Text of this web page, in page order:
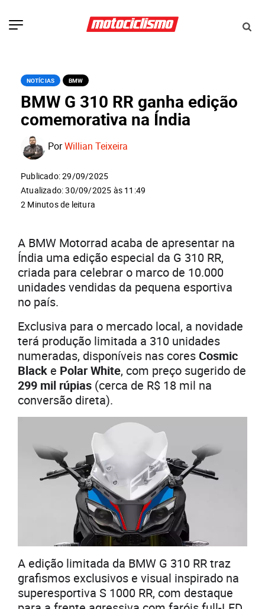
NOTÍCIAS BMW
BMW G 310 RR ganha edição
comemorativa na Índia
PorWillian Teixeira
Publicado: 29/09/2025
Atualizado: 30/09/2025 às 11:49
2 Minutos de leitura
A BMW Motorrad acaba de apresentar na
Índia uma edição especial da G 310 RR,
criada para celebrar o marco de 10.000
unidades vendidas da pequena esportiva
no país.
Exclusiva para o mercado local, a novidade
terá produção limitada a 310 unidades
numeradas, disponíveis nas coresCosmic
Black e Polar White, com preço sugerido de
299 mil rúpias (cerca de R$ 18 mil na
conversão direta).
A edição limitada da BMW G 310 RR traz
grafismos exclusivos e visual inspirado na
superesportiva S 1000 RR, com destaque